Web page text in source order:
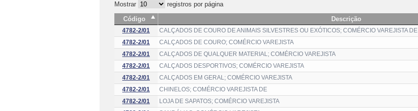
Mostrar
registros por página
Código
Descrição
4782-2/01
CALÇADOS DE COURO DE ANIMAIS SILVESTRES OU EXÓTICOS; COMÉRCIO VAREJISTA DE
4782-2/01
CALÇADOS DE COURO; COMÉRCIO VAREJISTA
4782-2/01
CALÇADOS DE QUALQUER MATERIAL; COMÉRCIO VAREJISTA
4782-2/01
CALÇADOS DESPORTIVOS; COMÉRCIO VAREJISTA
4782-2/01
CALÇADOS EM GERAL; COMÉRCIO VAREJISTA
4782-2/01
CHINELOS; COMÉRCIO VAREJISTA DE
4782-2/01
LOJA DE SAPATOS; COMÉRCIO VAREJISTA